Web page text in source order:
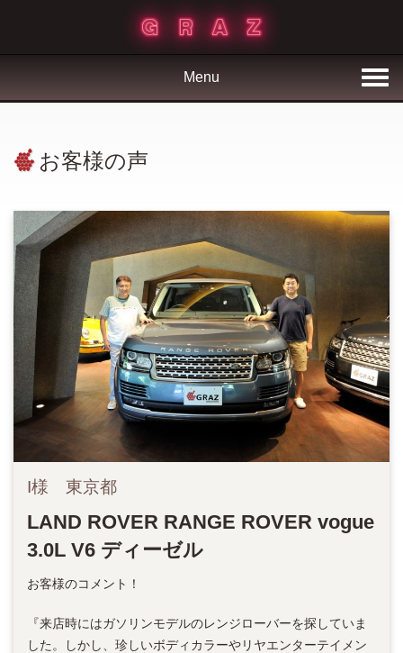
Menu
お客様の声
I様 東京都
LAND ROVER RANGE ROVER vogue
3.0L V6 ディーゼル
お客様のコメント！
『来店時にはガソリンモデルのレンジローバーを探していま
した。しかし、珍しいボディカラーやリヤエンターテイメン